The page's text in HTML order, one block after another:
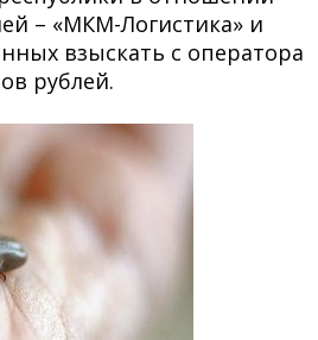
– «МКМ-Логистика» и
взыскать с оператора
рублей.